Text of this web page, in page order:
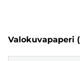
Valokuvapaperi